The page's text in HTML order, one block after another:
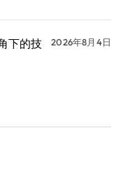
下的技
2026年8月4日